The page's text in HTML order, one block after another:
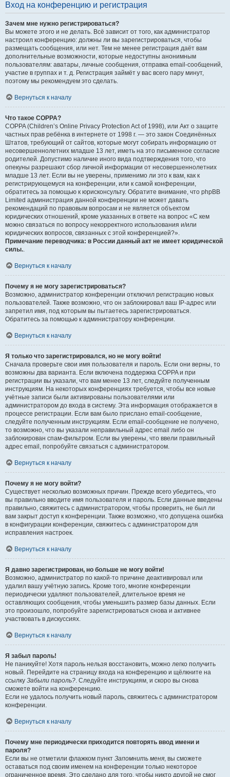
Вход на конференцию и регистрация
Зачем мне нужно регистрироваться?
Вы можете этого и не делать. Всё зависит от того, как администратор
настроил конференцию: должны ли вы зарегистрироваться, чтобы
размещать сообщения, или нет. Тем не менее регистрация даёт вам
дополнительные возможности, которые недоступны анонимным
пользователям: аватары, личные сообщения, отправка email-сообщений,
участие в группах и т. д. Регистрация займёт у вас всего пару минут,
поэтому мы рекомендуем это сделать.
Вернуться к началу
Что такое COPPA?
COPPA (Children’s Online Privacy Protection Act of 1998), или Акт о защите
частных прав ребёнка в интернете от 1998 г. — это закон Соединённых
Штатов, требующий от сайтов, которые могут собирать информацию от
несовершеннолетних младше 13 лет, иметь на это письменное согласие
родителей. Допустимо наличие иного вида подтверждения того, что
опекуны разрешают сбор личной информации от несовершеннолетних
младше 13 лет. Если вы не уверены, применимо ли это к вам, как к
регистрирующемуся на конференции, или к самой конференции,
обратитесь за помощью к юрисконсульту. Обратите внимание, что phpBB
Limited администрация данной конференции не может давать
рекомендаций по правовым вопросам и не является объектом
юридических отношений, кроме указанных в ответе на вопрос «С кем
можно связаться по вопросу некорректного использования и/или
юридических вопросов, связанных с этой конференцией?».
Примечание переводчика: в России данный акт не имеет юридической
силы..
Вернуться к началу
Почему я не могу зарегистрироваться?
Возможно, администратор конференции отключил регистрацию новых
пользователей. Также возможно, что он заблокировал ваш IP-адрес или
запретил имя, под которым вы пытаетесь зарегистрироваться.
Обратитесь за помощью к администратору конференции.
Вернуться к началу
Я только что зарегистрировался, но не могу войти!
Сначала проверьте свои имя пользователя и пароль. Если они верны, то
возможны два варианта. Если включена поддержка COPPA и при
регистрации вы указали, что вам менее 13 лет, следуйте полученным
инструкциям. На некоторых конференциях требуется, чтобы все новые
учётные записи были активированы пользователями или
администратором до входа в систему. Эта информация отображается в
процессе регистрации. Если вам было прислано email-сообщение,
следуйте полученным инструкциям. Если email-сообщение не получено,
то возможно, что вы указали неправильный адрес email либо он
заблокирован спам-фильтром. Если вы уверены, что ввели правильный
адрес email, попробуйте связаться с администратором.
Вернуться к началу
Почему я не могу войти?
Существует несколько возможных причин. Прежде всего убедитесь, что
вы правильно вводите имя пользователя и пароль. Если данные введены
правильно, свяжитесь с администратором, чтобы проверить, не был ли
вам закрыт доступ к конференции. Также возможно, что допущена ошибка
в конфигурации конференции, свяжитесь с администратором для
исправления настроек.
Вернуться к началу
Я давно зарегистрирован, но больше не могу войти!
Возможно, администратор по какой-то причине деактивировал или
удалил вашу учётную запись. Кроме того, многие конференции
периодически удаляют пользователей, длительное время не
оставляющих сообщения, чтобы уменьшить размер базы данных. Если
это произошло, попробуйте зарегистрироваться снова и активнее
участвовать в дискуссиях.
Вернуться к началу
Я забыл пароль!
Не паникуйте! Хотя пароль нельзя восстановить, можно легко получить
новый. Перейдите на страницу входа на конференцию и щёлкните на
ссылку Забыли пароль?. Следуйте инструкциям, и скоро вы снова
сможете войти на конференцию.
Если не удалось получить новый пароль, свяжитесь с администратором
конференции.
Вернуться к началу
Почему мне периодически приходится повторять ввод имени и
пароля?
Если вы не отметили флажком пункт Запомнить меня, вы сможете
оставаться под своим именем на конференции только некоторое
ограниченное время. Это сделано для того, чтобы никто другой не смог